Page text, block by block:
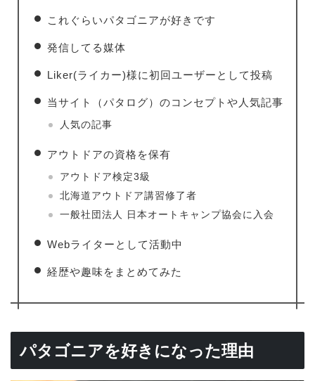
これぐらいパタゴニアが好きです
発信してる媒体
Liker(ライカー)様に初回ユーザーとして投稿
当サイト（パタログ）のコンセプトや人気記事
人気の記事
アウトドアの資格を保有
アウトドア検定3級
北海道アウトドア講習修了者
一般社団法人 日本オートキャンプ協会に入会
Webライターとして活動中
経歴や趣味をまとめてみた
パタゴニアを好きになった理由